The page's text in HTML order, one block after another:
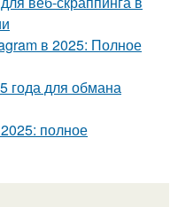
в 2025: Полное
года для обмана
полное